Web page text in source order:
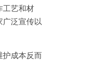
工艺和材
泛宣传以
成本反而